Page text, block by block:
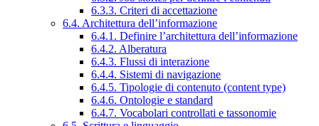
6.3.3. Criteri di accettazione
6.4. Architettura dell’informazione
6.4.1. Definire l’architettura dell’informazione
6.4.2. Alberatura
6.4.3. Flussi di interazione
6.4.4. Sistemi di navigazione
6.4.5. Tipologie di contenuto (content type)
6.4.6. Ontologie e standard
6.4.7. Vocabolari controllati e tassonomie